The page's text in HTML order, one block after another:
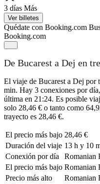
3 días Más
Ver billetes
Quédate con Booking.com
Booking.com
De Bucarest a Dej en
El viaje de Bucarest a Dej por
min. Hay 3 conexiones por
última en 21:24. Es posible
solo 28,46 € o tanto como
trayecto es 28,46 €.
El precio más bajo 28,46 €
Duración del viaje 13 h y 10
Conexión por día
Romanian
El precio más bajo Romanian
Precio más alto
Romanian